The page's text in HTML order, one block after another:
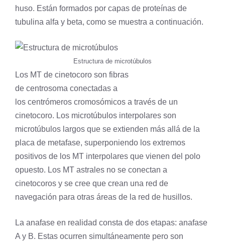
huso. Están formados por capas de proteínas de
tubulina alfa y beta, como se muestra a continuación.
Estructura de microtúbulos
Los MT de cinetocoro son fibras
de centrosoma conectadas a
los centrómeros cromosómicos a través de un
cinetocoro. Los microtúbulos interpolares son
microtúbulos largos que se extienden más allá de la
placa de metafase, superponiendo los extremos
positivos de los MT interpolares que vienen del polo
opuesto. Los MT astrales no se conectan a
cinetocoros y se cree que crean una red de
navegación para otras áreas de la red de husillos.
La anafase en realidad consta de dos etapas: anafase
A y B. Estas ocurren simultáneamente pero son